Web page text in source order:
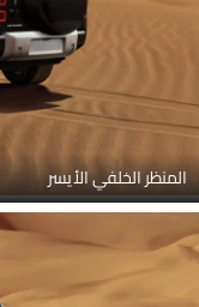
المنظر الخلفي الأيسر